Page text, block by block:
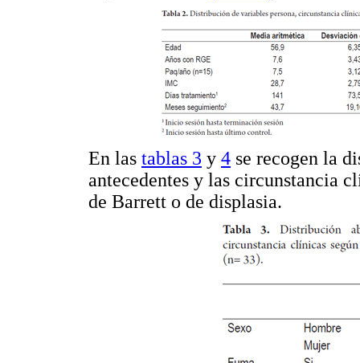
En las tablas 3 y 4 se recogen la
antecedentes y las circunstancia
de Barrett o de displasia.